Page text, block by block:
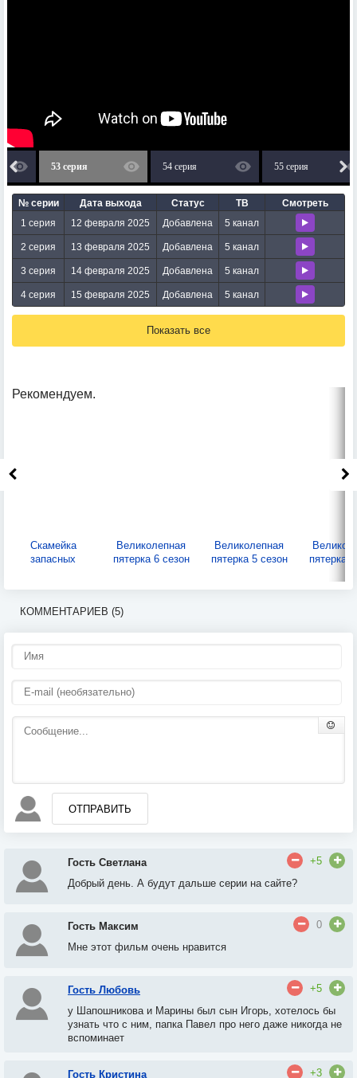
53 серия 54 серия 55 серия
№ серии Дата выхода Статус ТВ
Смотреть
1 серия
12 февраля 2025 Добавлена 5 канал
2 серия 13 февраля 2025 Добавлена 5 канал
3 серия 14 февраля 2025 Добавлена 5 канал
4 серия 15 февраля 2025 Добавлена 5 канал
Показать все
Рекомендуем.
Скамейка
запасных
Великолепная
пятерка 6 сезон
Великолепная
пятерка 5 сезон
пятерка
КОММЕНТАРИЕВ (5)
ОТПРАВИТЬ
Гость Светлана
+5
Добрый день. А будут дальше серии на сайте?
Гость Максим
0
Мне этот фильм очень нравится
Гость Любовь
+5
у Шапошникова и Марины был сын Игорь, хотелось бы
узнать что с ним, папка Павел про него даже никогда не
вспоминает
Гость Кристина +3